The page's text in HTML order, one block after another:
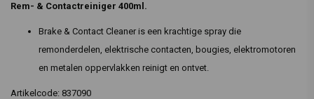
Rem- & Contactreiniger 400ml.
Brake & Contact Cleaner is een krachtige spray die
remonderdelen, elektrische contacten, bougies, elektromotoren
en metalen oppervlakken reinigt en ontvet.
Artikelcode: 837090